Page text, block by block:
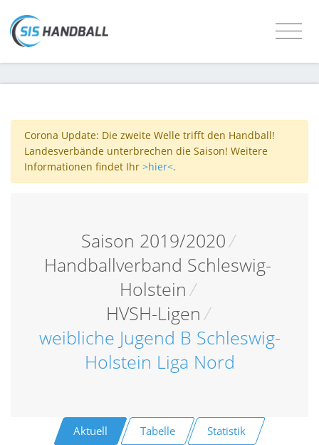
Corona Update: Die zweite Welle trifft den Handball!
Landesverbände unterbrechen die Saison! Weitere
Informationen findet Ihr >hier<.
Saison 2019/2020/
Handballverband Schleswig-
Holstein /
HVSH-Ligen/
weibliche Jugend B Schleswig-
Holstein Liga Nord
Aktuell Tabelle Statistik